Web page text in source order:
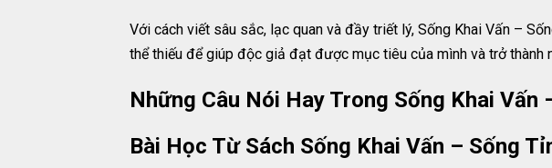
Với cách viết sâu sắc, lạc quan và đầy triết lý, Sống Khai Vấn –
thể thiếu để giúp độc giả đạt được mục tiêu của mình và trở thành
Những Câu Nói Hay Trong Sống Khai
Bài Học Từ Sách Sống Khai Vấn – Sống